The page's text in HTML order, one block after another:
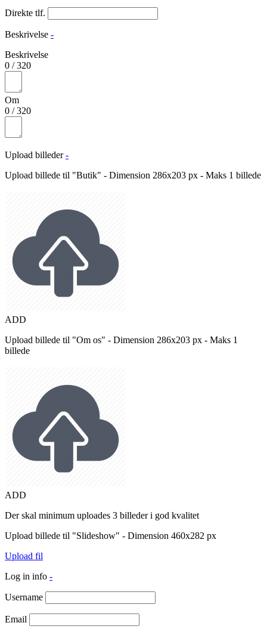
Direkte tlf.
Beskrivelse -
Beskrivelse
0 /320
Om
0 /320
Upload billeder -
Upload billede til "Butik" - Dimension 286x203 px - Maks 1 billede
ADD
Upload billede til "Om os" - Dimension 286x203 px - Maks 1
billede
ADD
Der skal minimum uploades 3 billeder i god kvalitet
Upload billede til "Slideshow" - Dimension 460x282 px
Upload fil
Log in info -
Username
Email